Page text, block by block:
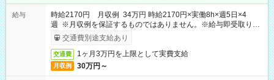
給与
時給2170円 月収例 34万円 時給2170円×実働8h×週5日×4
週 ※月収例を保証するものではありません。※給与即受取りサ
ービス利用可（利用条件有）
交通費別途支給あり
交通費 1ヶ月3万円を上限として実費支給
月収例 30万円～